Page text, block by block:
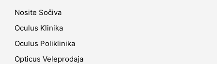
Nosite Sočiva
Oculus Klinika
Oculus Poliklinika
Opticus Veleprodaja